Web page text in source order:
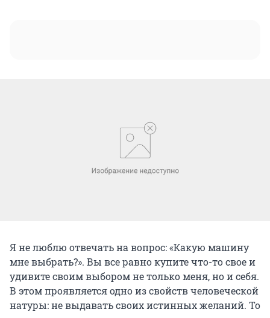
Я не люблю отвечать на вопрос: «Какую машину
мне выбрать?». Вы все равно купите что-то свое и
удивите своим выбором не только меня, но и себя.
В этом проявляется одно из свойств человеческой
натуры: не выдавать своих истинных желаний. То